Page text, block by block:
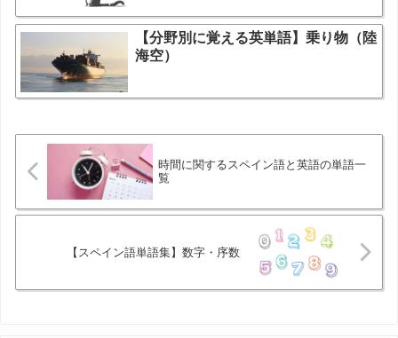
【分野別に覚える英単語】乗り物（陸
海空）
時間に関するスペイン語と英語の単語一
覧
【スペイン語単語集】数字・序数